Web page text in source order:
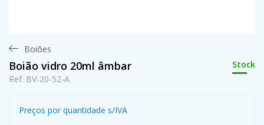
Boiões
Boião vidro 20ml âmbar
Stock
Ref. BV-20-52-A
Preços por quantidade s/IVA